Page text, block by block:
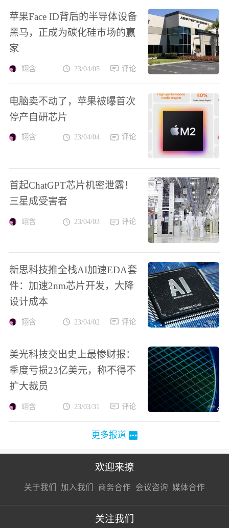
苹果Face ID背后的半导体设备
黑马，正成为碳化硅市场的赢
家
翊含 23/04/05 评论
电脑卖不动了，苹果被曝首次
停产自研芯片
翊含 23/04/04 评论
首起ChatGPT芯片机密泄露！
三星成受害者
翊含 23/04/03 评论
新思科技推全栈AI加速EDA套
件：加速2nm芯片开发，大降
设计成本
翊含 23/04/02 评论
美光科技交出史上最惨财报：
季度亏损23亿美元，称不得不
扩大裁员
翊含 23/03/31 评论
更多报道
欢迎来撩
关于我们 加入我们
接扔简历
商务合作
接开聊
会议咨询 媒体合作
接开聊
关注我们